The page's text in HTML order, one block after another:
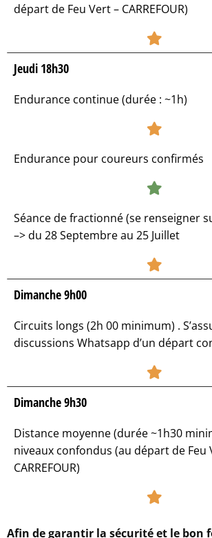
départ de Feu Vert – CARREFOUR)​
Jeudi 18h30
Endurance continue (durée : ~1h)
Endurance pour coureurs confirmés
Séance de fractionné (se renseigner
–> du 28 Septembre au 25 Juillet
Dimanche 9h00
Circuits longs (2h 00 minimum) .
discussions Whatsapp d’un départ
Dimanche 9h30
Distance moyenne (durée ~1h30
niveaux confondus (au départ de Feu
CARREFOUR)​
Afin de garantir la sécurité et le bon